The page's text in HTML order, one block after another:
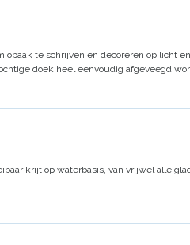
opaak te schrijven en decoreren op licht
doek heel eenvoudig afgeveegd
krijt op waterbasis, van vrijwel alle